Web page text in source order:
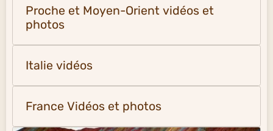
Proche et Moyen-Orient vidéos et
photos
Italie vidéos
France Vidéos et photos